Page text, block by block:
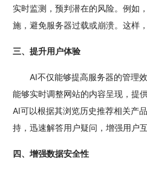
实时监测，预判潜在的风险。例如
施，避免服务器过载或崩溃。这样
三、提升用户体验
AI不仅能够提高服务器的管理
能够实时调整网站的内容呈现，提
AI可以根据其浏览历史推荐相关产
持，迅速解答用户疑问，增强用户
四、增强数据安全性